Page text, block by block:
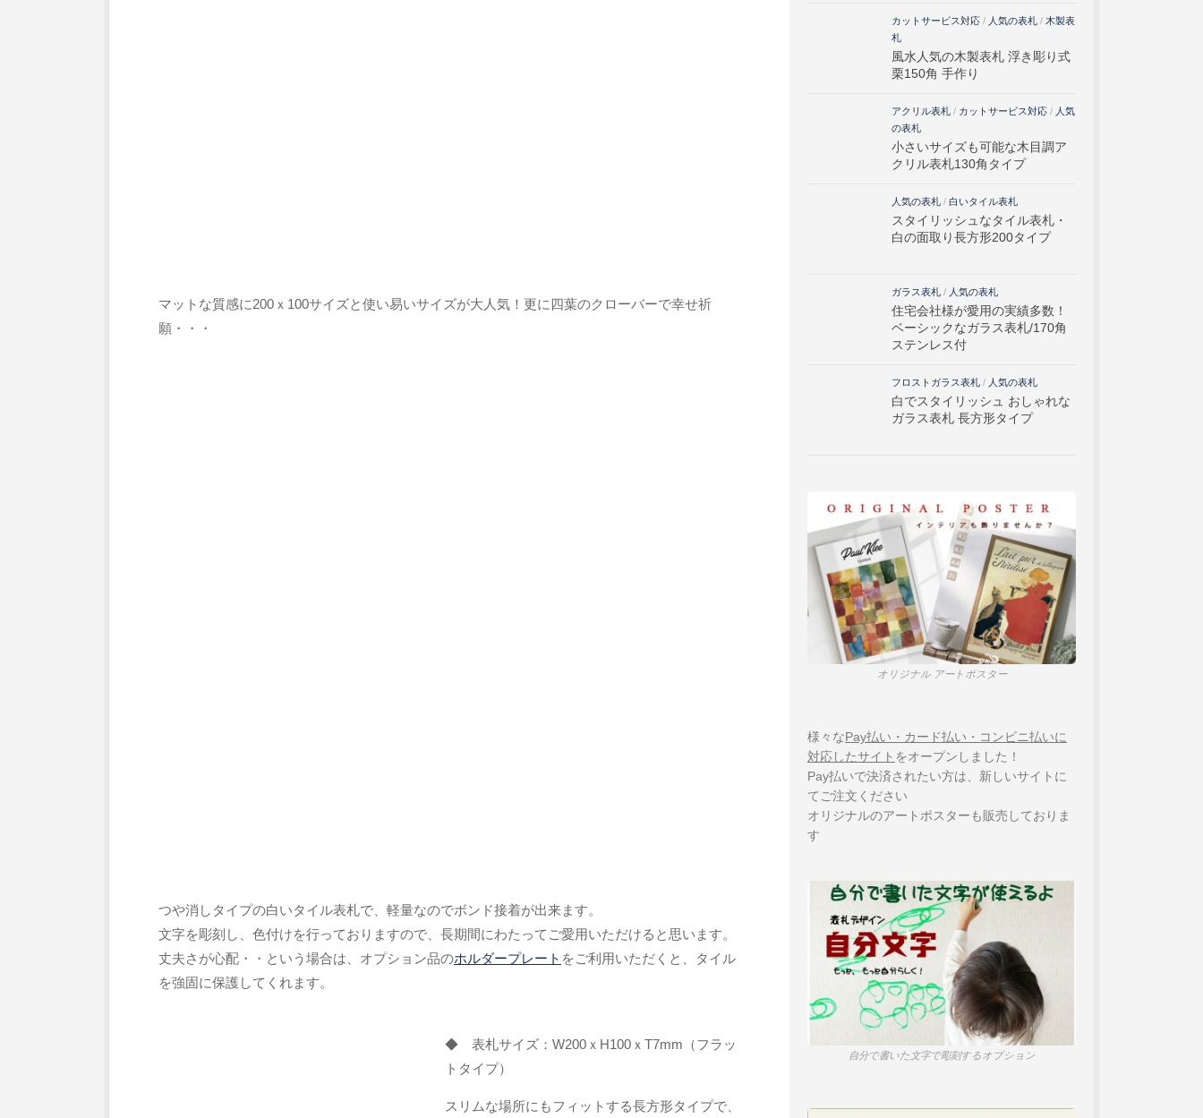
マットな質感に200ｘ100サイズと使い易いサイズが大人気！更に四葉のクローバーで幸せ祈
願・・・
つや消しタイプの白いタイル表札で、軽量なのでボンド接着が出来ます。
文字を彫刻し、色付けを行っておりますので、長期間にわたってご愛用いただけると思います。
丈夫さが心配・・という場合は、オプション品のホルダープレート をご利用いただくと、タイル
を強固に保護してくれます。
◆ 表札サイズ：W200ｘH100ｘT7mm（フラッ
トタイプ）
スリムな場所にもフィットする長方形タイプで、
カットサービス対応 / 人気の表札 / 木製表
札
風水人気の木製表札 浮き彫り式
栗150角 手作り
アクリル表札 / カットサービス対応 / 人気
の表札
小さいサイズも可能な木目調ア
クリル表札130角タイプ
人気の表札 / 白いタイル表札
スタイリッシュなタイル表札・
白の面取り長方形200タイプ
ガラス表札 / 人気の表札
住宅会社様が愛用の実績多数！
ベーシックなガラス表札/170角
ステンレス付
フロストガラス表札 / 人気の表札
白でスタイリッシュ おしゃれな
ガラス表札 長方形タイプ
オリジナル アートポスター
様々なPay払い・カード払い・コンビニ払いに
対応したサイト をオープンしました！
Pay払いで決済されたい方は、新しいサイトに
てご注文ください
オリジナルのアートポスターも販売しておりま
す
自分で書いた文字で彫刻するオプション